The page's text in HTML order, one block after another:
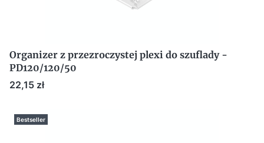
Organizer z przezroczystej plexi do szuflady -
PD120/120/50
Cena
22,15 zł
Bestseller